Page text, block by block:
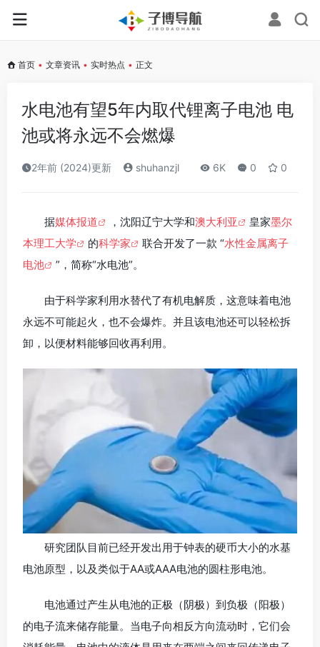
首页 • 文章资讯 • 实时热点 • 正文
水电池有望5年内取代锂离子电池 电
池或将永远不会燃爆
2年前 (2024)更新 shuhanzjl 6K 0 0
据媒体报道 ，沈阳辽宁大学和澳大利亚 皇家墨尔
本理工大学
的科学家 联合开发了一款 “水性金属离子
电池
”，简称“水电池”。
由于科学家利用水替代了有机电解质，这意味着电池
永远不可能起火，也不会爆炸。并且该电池还可以轻松拆
卸，以便材料能够回收再利用。
研究团队目前已经开发出用于钟表的硬币大小的水基
电池原型，以及类似于AA或AAA电池的圆柱形电池。
电池通过产生从电池的正极（阴极）到负极（阳极）
的电子流来储存能量。当电子向相反方向流动时，它们会